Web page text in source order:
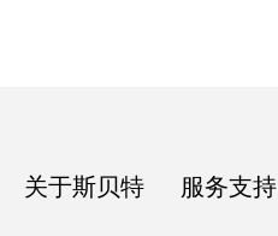
关于斯贝特 服务支持